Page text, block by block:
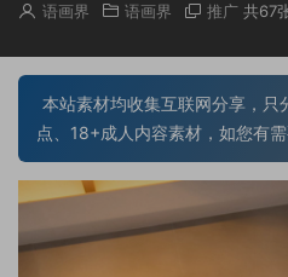
语画界 语画界 推广 共67
本站素材均收集互联网分享，只
点、18+成人内容素材，如您有